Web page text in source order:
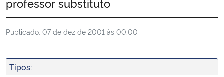
Ministério da Agricultura, Pecuária e Abastecimento
Ministério da Educação
Ministério da Cidadania
Publicado: 07 de dez de 2001 às 00:00
Tipos: